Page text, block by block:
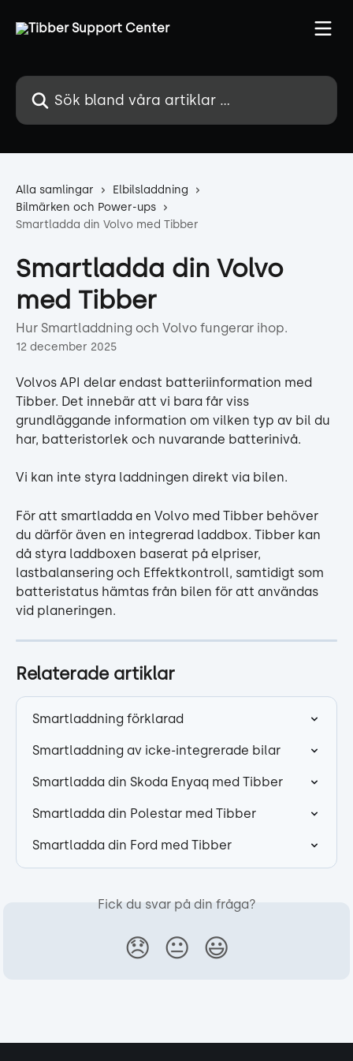
Sök bland våra artiklar …
Alla samlingar
Elbilsladdning
Bilmärken och Power-ups
Smartladda din Volvo med Tibber
Smartladda din Volvo
med Tibber
Hur Smartladdning och Volvo fungerar ihop.
12 december 2025
Volvos API delar endast batteriinformation med
Tibber. Det innebär att vi bara får viss
grundläggande information om vilken typ av bil du
har, batteristorlek och nuvarande batterinivå.
Vi kan inte styra laddningen direkt via bilen.
För att smartladda en Volvo med Tibber behöver
du därför även en integrerad laddbox. Tibber kan
då styra laddboxen baserat på elpriser,
lastbalansering och Effektkontroll, samtidigt som
batteristatus hämtas från bilen för att användas
vid planeringen.
Relaterade artiklar
Smartladdning förklarad
Smartladdning av icke-integrerade bilar
Smartladda din Skoda Enyaq med Tibber
Smartladda din Polestar med Tibber
Smartladda din Ford med Tibber
Fick du svar på din fråga?
😞 😐 😃